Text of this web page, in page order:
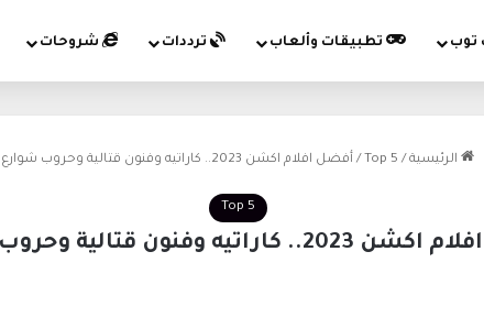
توب تطبيقات وألعاب ترددات شروحات
الرئيسية /
Top 5
/ أفضل افلام اكشن 2023.. كاراتيه وفنون قتالية وحروب شوارع
Top 5
كاراتيه وفنون قتالية وحروب شوارع